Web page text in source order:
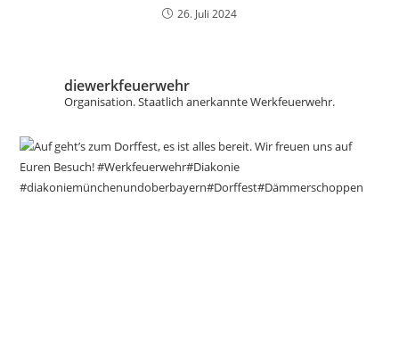
26. Juli 2024
diewerkfeuerwehr
Organisation.Staatlich anerkannte Werkfeuerwehr.